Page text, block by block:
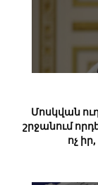
Մոսկվան
շրջանում
ոչ